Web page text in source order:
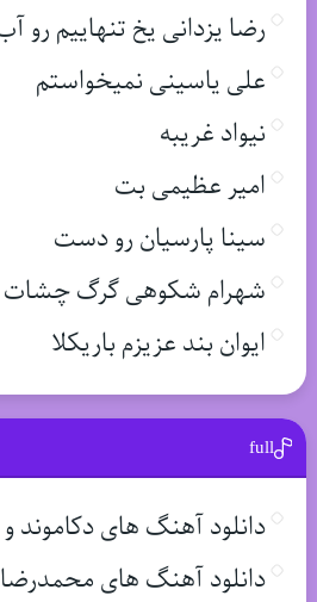
رضا یزدانی یخ تنهاییم رو
علی یاسینی نمیخواستم
نیواد غریبه
امیر عظیمی بت
سینا پارسیان رو دست
شهرام شکوهی گرگ چشات
ایوان بند عزیزم باریکلا
full
دانلود آهنگ های دکاموند
دانلود آهنگ های